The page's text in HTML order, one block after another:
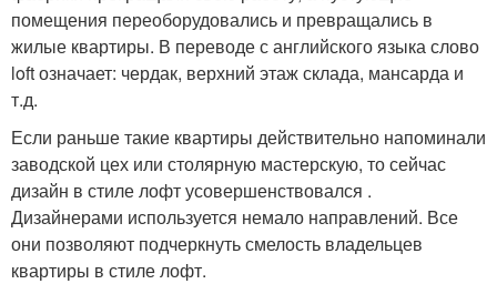
помещения переоборудовались и превращались в
жилые квартиры. В переводе с английского языка слово
loft означает: чердак, верхний этаж склада, мансарда и
т.д.
Если раньше такие квартиры действительно напоминали
заводской цех или столярную мастерскую, то сейчас
дизайн в стиле лофт усовершенствовался .
Дизайнерами используется немало направлений. Все
они позволяют подчеркнуть смелость владельцев
квартиры в стиле лофт.